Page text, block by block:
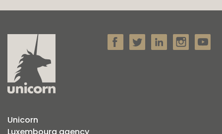
Unicorn
Luxembourg agency